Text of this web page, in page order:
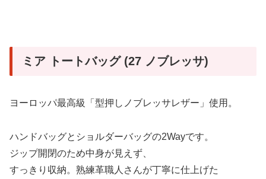
ミア トートバッグ (27 ノブレッサ)
ヨーロッパ最高級「型押しノブレッサレザー」使用。
ハンドバッグとショルダーバッグの2Wayです。
ジップ開閉のため中身が見えず、
すっきり収納。熟練革職人さんが丁寧に仕上げた